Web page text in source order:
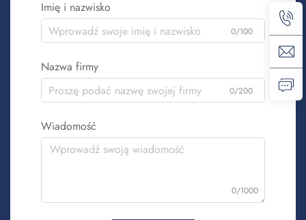
Imię i nazwisko
0/100
Nazwa firmy
0/200
Wiadomość
0/1000